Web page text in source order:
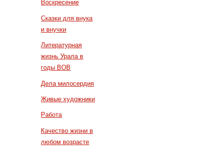
Воскресение
Сказки для внука
и внучки
Литературная
жизнь Урала в
годы ВОВ
Дела милосердия
Живые художники
Работа
Качество жизни в
любом возрасте